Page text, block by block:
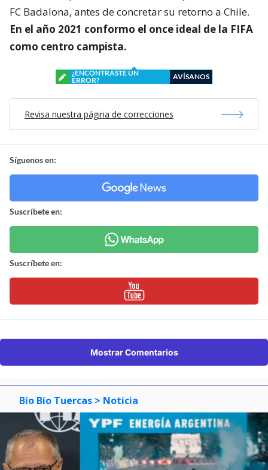
FC Badalona, antes de concretar su retorno a Chile.
En el año 2021 conformo el once ideal de la FIFA
como centro campista.
¿ENCONTRASTE UN
ERROR?
AVÍSANOS
Revisa nuestra página de correcciones
Síguenos en:
Suscríbete en:
Suscríbete en:
Mostrar Comentarios
Bío Bío Tuercas > Noticia